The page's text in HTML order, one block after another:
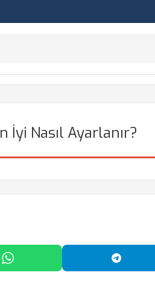
İyi Nasıl Ayarlanır?
WhatsApp'ta Paylaş